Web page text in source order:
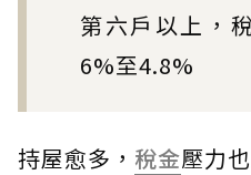
第六戶以上，
6%至4.8%
持屋愈多， 稅金壓力